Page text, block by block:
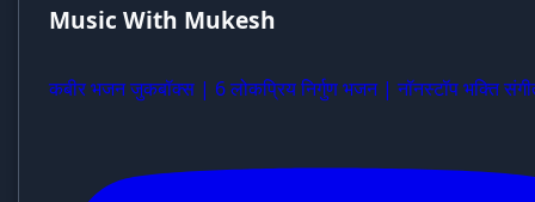
Music With Mukesh
कबीर भजन जुकबॉक्स | 6 लोकप्रिय निर्गुण भजन | नॉनस्टॉप भक्ति